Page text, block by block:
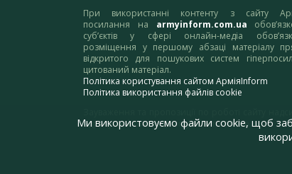
При використанні контенту з сайту
посилання на armyinform.com.ua
суб’єктів у сфері онлайн-медіа
розміщення у першому абзаці матеріалу
відкритого для пошукових систем
цитований матеріал.
Політика користування сайтом АрміяInform
Політика використання файлів cookie
адресу:webmaster@armyinform.com.ua
Ми використовуємо файли cookie, щоб